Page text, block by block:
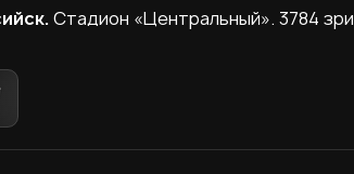
Стадион «Центральный». 3784